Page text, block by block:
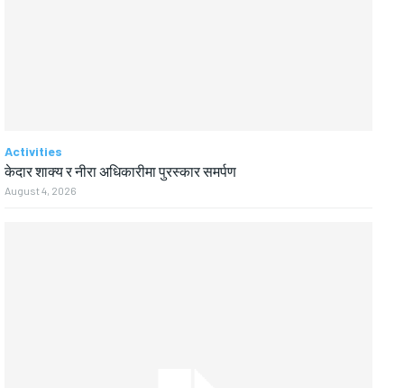
Activities
केदार शाक्य र नीरा अधिकारीमा पुरस्कार समर्पण
August 4, 2026